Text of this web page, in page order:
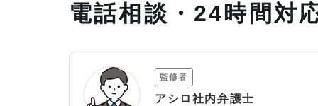
電話相談・24時間対
監修者
アシロ社内弁護士